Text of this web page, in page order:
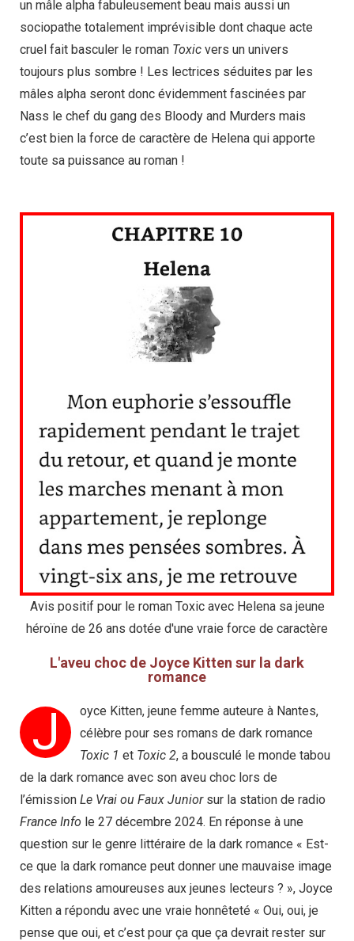
un mâle alpha fabuleusement beau mais aussi un
sociopathe totalement imprévisible dont chaque acte
cruel fait basculer le roman Toxic vers un univers
toujours plus sombre ! Les lectrices séduites par les
mâles alpha seront donc évidemment fascinées par
Nass le chef du gang des Bloody and Murders mais
c’est bien la force de caractère de Helena qui apporte
toute sa puissance au roman !
Avis positif pour le roman Toxic avec Helena sa jeune
héroïne de 26 ans dotée d'une vraie force de caractère
L'aveu choc de Joyce Kitten sur la dark
romance
J
oyce Kitten, jeune femme auteure à Nantes,
célèbre pour ses romans de dark romance
Toxic 1 et Toxic 2, a bousculé le monde tabou
de la dark romance avec son aveu choc lors de
l’émission Le Vrai ou Faux Juniorsur la station de radio
France Info le 27 décembre 2024. En réponse à une
question sur le genre littéraire de la dark romance « Est-
ce que la dark romance peut donner une mauvaise image
des relations amoureuses aux jeunes lecteurs ? », Joyce
Kitten a répondu avec une vraie honnêteté « Oui, oui, je
pense que oui, et c’est pour ça que ça devrait rester sur